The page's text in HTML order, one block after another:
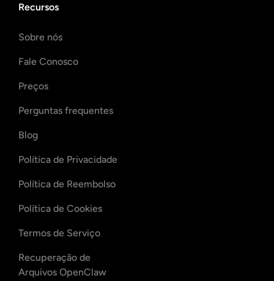
Recursos
Sobre nós
Fale Conosco
Preços
Perguntas frequentes
Blog
Política de Privacidade
Política de Reembolso
Política de Cookies
Termos de Serviço
Recuperação de
Arquivos OpenClaw